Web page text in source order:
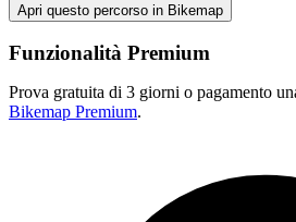
Apri questo percorso in Bikemap
Funzionalità Premium
Prova gratuita di 3 giorni o pagamento
Bikemap Premium.